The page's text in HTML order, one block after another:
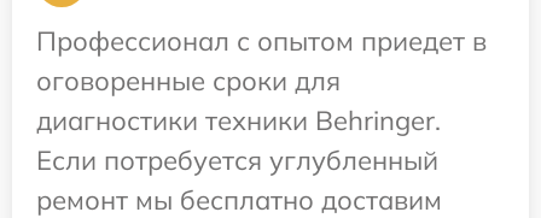
Профессионал с опытом приедет в
оговоренные сроки для
диагностики техники Behringer.
Если потребуется углубленный
ремонт мы бесплатно доставим